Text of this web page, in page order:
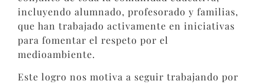
incluyendo alumnado, profesorado y familias,
que han trabajado activamente en iniciativas
para fomentar el respeto por el
medioambiente.
Este logro nos motiva a seguir trabajando por